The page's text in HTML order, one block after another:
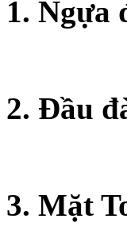
1. Ngựa
2. Đầu
3. Mặt